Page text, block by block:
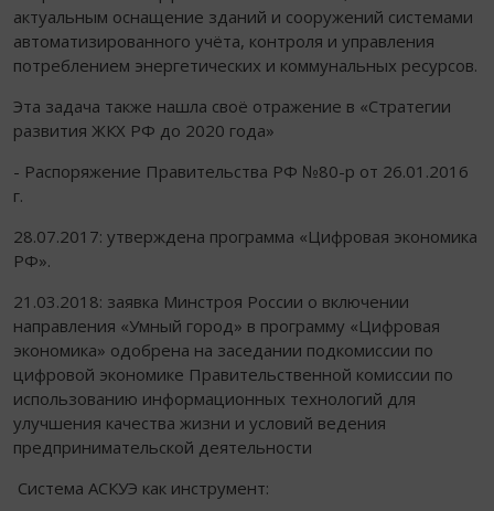
актуальным оснащение зданий и сооружений системами
автоматизированного учёта, контроля и управления
потреблением энергетических и коммунальных ресурсов.
Эта задача также нашла своё отражение в «Стратегии
развития ЖКХ РФ до 2020 года»
- Распоряжение Правительства РФ №80-р от 26.01.2016
г.
28.07.2017: утверждена программа «Цифровая экономика
РФ».
21.03.2018: заявка Минстроя России о включении
направления «Умный город» в программу «Цифровая
экономика» одобрена на заседании подкомиссии по
цифровой экономике Правительственной комиссии по
использованию информационных технологий для
улучшения качества жизни и условий ведения
предпринимательской деятельности
Система АСКУЭ как инструмент: